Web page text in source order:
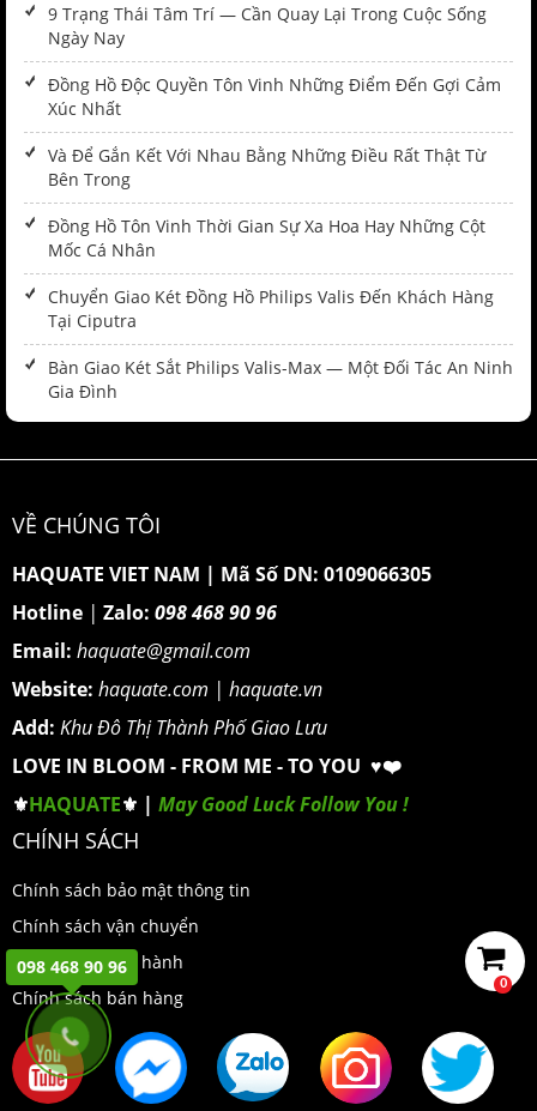
9 Trạng Thái Tâm Trí — Cần Quay Lại Trong Cuộc Sống
Ngày Nay
Đồng Hồ Độc Quyền Tôn Vinh Những Điểm Đến Gợi Cảm
Xúc Nhất
Và Để Gắn Kết Với Nhau Bằng Những Điều Rất Thật Từ
Bên Trong
Đồng Hồ Tôn Vinh Thời Gian Sự Xa Hoa Hay Những Cột
Mốc Cá Nhân
Chuyển Giao Két Đồng Hồ Philips Valis Đến Khách Hàng
Tại Ciputra
Bàn Giao Két Sắt Philips Valis-Max — Một Đối Tác An Ninh
Gia Đình
0
VỀ CHÚNG TÔI
HAQUATE VIET NAM | Mã Số DN: 0109066305
Hotline | Zalo: 098 468 90 96
Email: haquate@gmail.com
Website: haquate.com | haquate.vn
Add: Khu Đô Thị Thành Phố Giao Lưu
LOVE IN BLOOM - FROM ME - TO YOU ♥️❤️
⚜️HAQUATE⚜️ | May Good Luck Follow You !
CHÍNH SÁCH
Chính sách bảo mật thông tin
Chính sách vận chuyển
Chính sách bảo hành
Chính sách bán hàng
098 468 90 96